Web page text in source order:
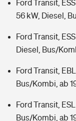
Ford Transit,
56 kW, Diesel,
Ford Transit,
Diesel, Bus/
Ford Transit,
Bus/Kombi, ab
Ford Transit,
Bus/Kombi, ab